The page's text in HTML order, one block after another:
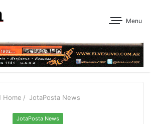
Menu
Home / JotaPosta News
JotaPosta News